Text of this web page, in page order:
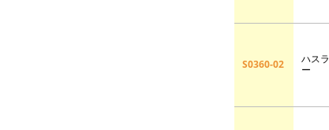
S0360-02
ハスラ
ー